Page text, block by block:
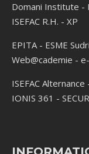
Domani Institute -
ISEFAC R.H. - XP
EPITA- ESME
Web@cademie -
ISEFAC Alternance
IONIS 361 -